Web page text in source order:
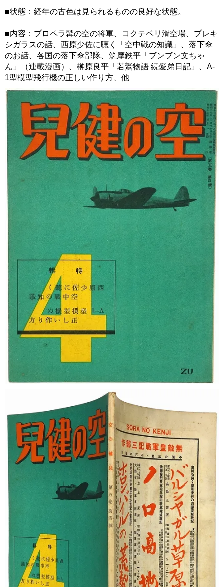
■状態：経年の古色は見られるものの良好な状態。
■内容：プロペラ髯の空の将軍、コクテベリ滑空場、プレキ
シガラスの話、西原少佐に聴く「空中戦の知識」、落下傘
のお話、各国の落下傘部隊、筑摩鉄平「ブンブン文ちゃ
ん」（連載漫画）、榊原良平「若鷲物語 続愛弟日記」、A-
1型模型飛行機の正しい作り方、他